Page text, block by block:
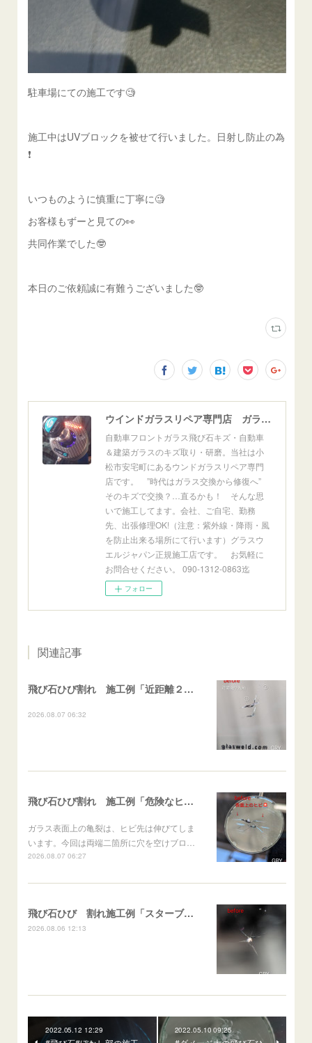
駐車場にての施工です🧐
施工中はUVブロックを被せて行いました。日射し防止の為
❗️
いつものように慎重に丁寧に🧐
お客様もずーと見ての👀
共同作業でした🤓
本日のご依頼誠に有難うございました🤓
ウインドガラスリペア専門店 ガラスリペア・ヨシダ グラスウェルドジャパン 正規施工店 小松市
自動車フロントガラス飛び石キズ・自動車
＆建築ガラスのキズ取り・研磨。当社は小
松市安宅町にあるウンドガラスリペア専門
店です。 ”時代はガラス交換から修復へ”
そのキズで交換？…直るかも！ そんな思
いで施工してます。会社、ご自宅、勤務
先、出張修理OK!（注意：紫外線・降雨・風
を防止出来る場所にて行います）グラスウ
エルジャパン正規施工店です。 お気軽に
お問合せください。 090-1312-0863迄
フォロー
関連記事
飛び石ひび割れ 施工例「近距離２箇所・パーシャル系+ストレート系」CX-8
2026.08.07 06:32
飛び石ひび割れ 施工例「危険なヒビ🚨⚠️表面上亀裂」ジムニー
ガラス表面上の亀裂は、ヒビ先は伸びてしま
います。今回は両端二箇所に穴を空けブロ…
2026.08.07 06:27
飛び石ひび 割れ施工例「スターブレイク系」 フリード
2026.08.06 12:13
2022.05.12 12:29 2022.05.10 09:25